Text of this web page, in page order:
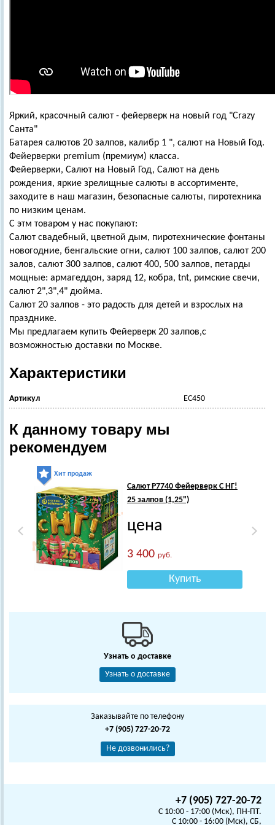
Яркий, красочный салют - фейерверк на новый год "Crazy
Санта"
Батарея салютов 20 залпов, калибр 1 ", салют на Новый Год.
Фейерверки premium (премиум) класса.
Фейерверки, Салют на Новый Год, Салют на день
рождения, яркие зрелищные салюты в ассортименте,
заходите в наш магазин, безопасные салюты, пиротехника
по низким ценам.
С этм товаром у нас покупают:
Салют свадебный, цветной дым, пиротехнические фонтаны
новогодние, бенгальские огни, салют 100 залпов, салют 200
залов, салют 300 залпов, салют 400, 500 залпов, петарды
мощные: армагеддон, заряд 12, кобра, tnt, римские свечи,
салют 2",3",4" дюйма.
Салют 20 залпов - это радость для детей и взрослых на
празднике.
Мы предлагаем купить Фейерверк 20 залпов,с
возможностью доставки по Москве.
Характеристики
Артикул ЕС450
К данному товару мы
рекомендуем
Хит продаж
Салют Р7740 Фейерверк С НГ!
25 залпов (1,25")
цена
3 400 руб.
Купить
Узнать о доставке
Узнать о доставке
Заказывайте по телефону
+7 (905) 727-20-72
Не дозвонились?
+7 (905) 727-20-72
C 10:00 - 17:00 (Мск), ПН-ПТ.
C 10:00 - 16:00 (Мск), СБ,